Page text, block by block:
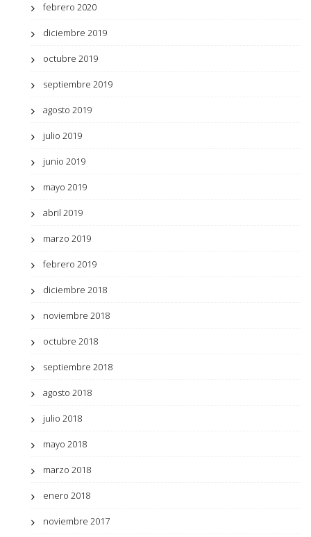
febrero 2020
diciembre 2019
octubre 2019
septiembre 2019
agosto 2019
julio 2019
junio 2019
mayo 2019
abril 2019
marzo 2019
febrero 2019
diciembre 2018
noviembre 2018
octubre 2018
septiembre 2018
agosto 2018
julio 2018
mayo 2018
marzo 2018
enero 2018
noviembre 2017